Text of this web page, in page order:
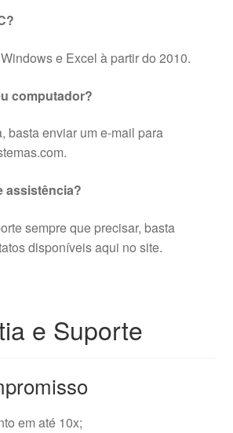
e Excel à partir do 2010.
computador?
basta enviar um e-mail para
assistência?
sempre que precisar, basta
disponíveis aqui no site.
e Suporte
em até 10x;